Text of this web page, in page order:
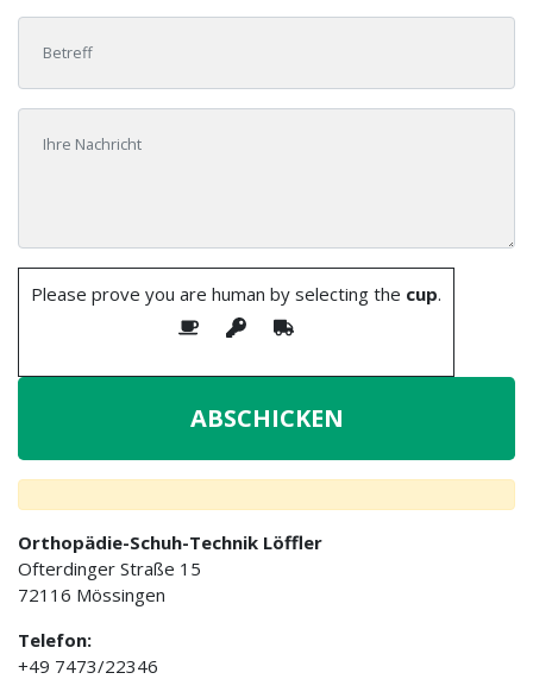
Please prove you are human by selecting the cup.
Orthopädie-Schuh-Technik Löffler
Ofterdinger Straße 15
72116 Mössingen
Telefon:
+49 7473/22346